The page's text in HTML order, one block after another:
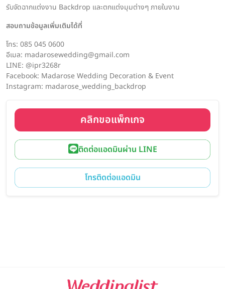
รับจัดฉากแต่งงาน Backdrop และตกแต่งมุมต่างๆ ภายในงาน
สอบถามข้อมูลเพิ่มเติมได้ที่
โทร: 085 045 0600
อีเมล: madarosewedding@gmail.com
LINE: @ipr3268r
Facebook: Madarose Wedding Decoration & Event
Instagram: madarose_wedding_backdrop
คลิกขอแพ็กเกจ
ติดต่อแอดมินผ่าน LINE
โทรติดต่อแอดมิน